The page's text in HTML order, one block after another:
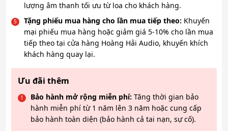
lượng âm thanh tối ưu từ loa cho khách hàng.
Tặng phiếu mua hàng cho lần mua tiếp theo: Khuyến
mại phiếu mua hàng hoặc giảm giá 5-10% cho lần mua
tiếp theo tại cửa hàng Hoàng Hải Audio, khuyến khích
khách hàng quay lại.
Ưu đãi thêm
Bảo hành mở rộng miễn phí: Tăng thời gian bảo
hành miễn phí từ 1 năm lên 3 năm hoặc cung cấp
bảo hành toàn diện (bảo hành cả tai nạn, sự cố).